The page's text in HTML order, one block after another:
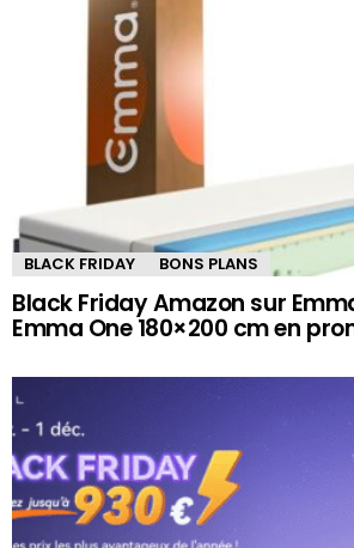
BLACK FRIDAY BONS PLANS
Black Friday Amazon sur
Emma One 180×200 cm en